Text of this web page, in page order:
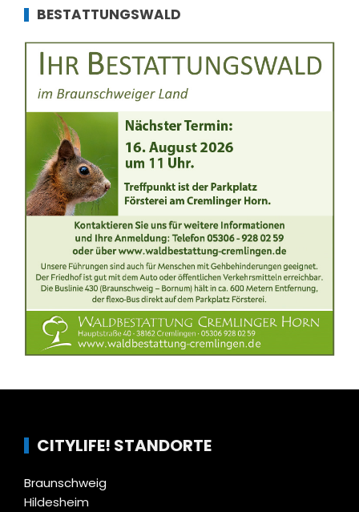
BESTATTUNGSWALD
CITYLIFE! STANDORTE
Braunschweig
Hildesheim